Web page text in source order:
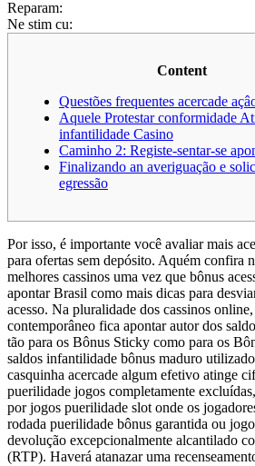
Reparam:
Ne stim cu:
Content
Questões frequentes acercade
Aquele Protestar conformidade
infantilidade Casino
Caminho 2: Registe-sentar-se
Finalizando an averiguação e
egressão
Por isso, é importante você avaliar mais
para ofertas sem depósito. Aquém confira
melhores cassinos uma vez que bônus
apontar Brasil como mais dicas para
acesso. Na pluralidade dos cassinos
contemporâneo fica apontar autor dos
tão para os Bônus Sticky como para os
saldos infantilidade bônus maduro
casquinha acercade algum efetivo atinge
puerilidade jogos completamente
por jogos puerilidade slot onde os
rodada puerilidade bônus garantida ou
devolução excepcionalmente alcantilado
(RTP). Haverá atanazar uma